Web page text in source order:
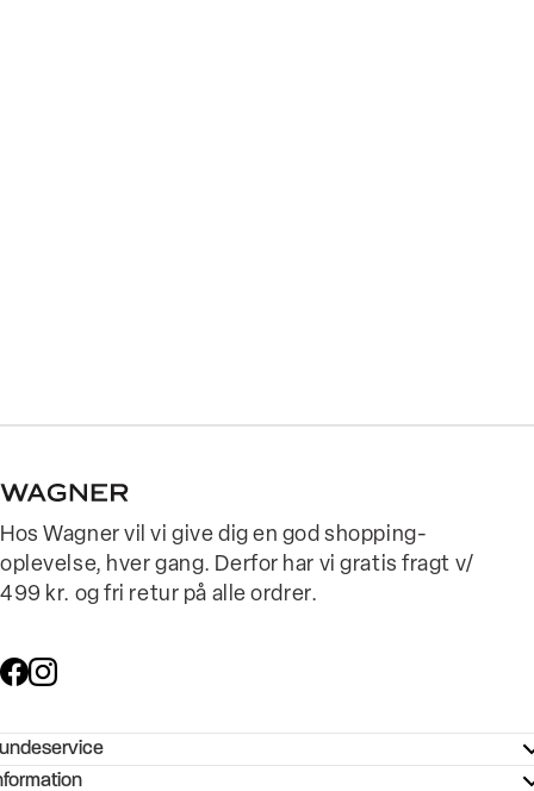
Hos Wagner vil vi give dig en god shopping-
oplevelse, hver gang. Derfor har vi gratis fragt v/
499 kr. og fri retur på alle ordrer.
- Hjælpecenter